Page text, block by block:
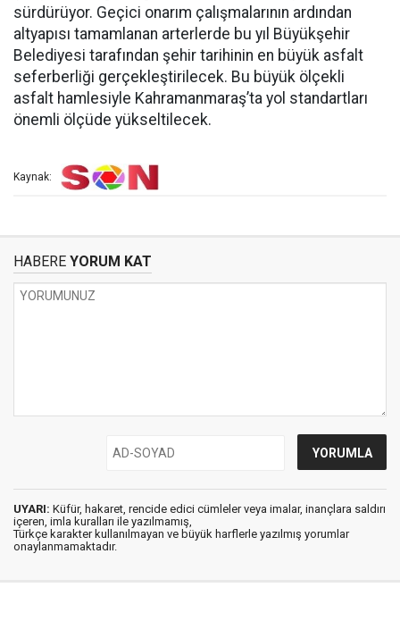
sürdürüyor. Geçici onarım çalışmalarının ardından
altyapısı tamamlanan arterlerde bu yıl Büyükşehir
Belediyesi tarafından şehir tarihinin en büyük asfalt
seferberliği gerçekleştirilecek. Bu büyük ölçekli
asfalt hamlesiyle Kahramanmaraş’ta yol standartları
önemli ölçüde yükseltilecek.
Kaynak:
HABERE YORUM KAT
UYARI: Küfür, hakaret, rencide edici cümleler veya imalar, inançlara saldırı
içeren, imla kuralları ile yazılmamış,
Türkçe karakter kullanılmayan ve büyük harflerle yazılmış yorumlar
onaylanmamaktadır.